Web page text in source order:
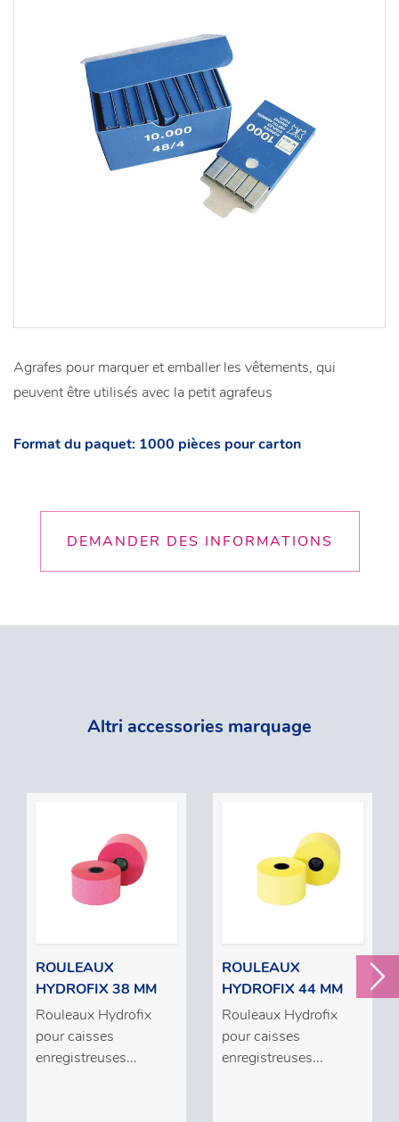
Agrafes pour marquer et emballer les vêtements, qui
peuvent être utilisés avec la petit agrafeus
Format du paquet: 1000 pièces pour carton
DEMANDER DES INFORMATIONS
Altri accessories marquage
ROULEAUX
HYDROFIX 38 MM
Rouleaux Hydrofix
pour caisses
enregistreuses...
ROULEAUX
HYDROFIX 44 MM
Rouleaux Hydrofix
pour caisses
enregistreuses...